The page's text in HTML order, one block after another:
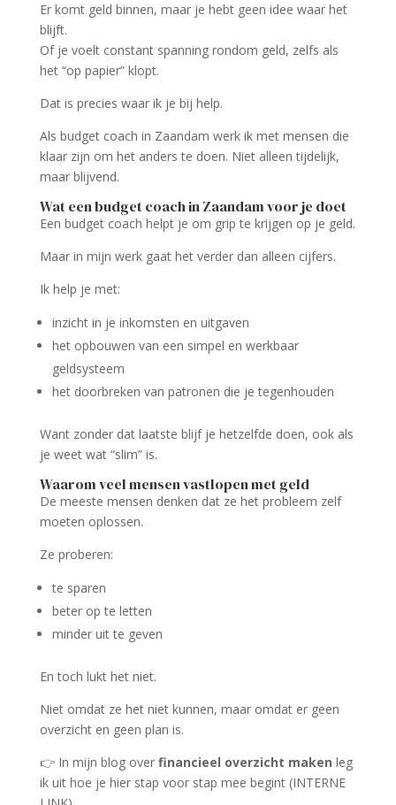
Er komt geld binnen, maar je hebt geen idee waar het
blijft.
Of je voelt constant spanning rondom geld, zelfs als
het “op papier” klopt.
Dat is precies waar ik je bij help.
Als budget coach in Zaandam werk ik met mensen die
klaar zijn om het anders te doen. Niet alleen tijdelijk,
maar blijvend.
Wat een budget coach in Zaandam voor je doet
Een budget coach helpt je om grip te krijgen op je geld.
Maar in mijn werk gaat het verder dan alleen cijfers.
Ik help je met:
inzicht in je inkomsten en uitgaven
het opbouwen van een simpel en werkbaar
geldsysteem
het doorbreken van patronen die je tegenhouden
Want zonder dat laatste blijf je hetzelfde doen, ook als
je weet wat “slim” is.
Waarom veel mensen vastlopen met geld
De meeste mensen denken dat ze het probleem zelf
moeten oplossen.
Ze proberen:
te sparen
beter op te letten
minder uit te geven
En toch lukt het niet.
Niet omdat ze het niet kunnen, maar omdat er geen
overzicht en geen plan is.
👉 In mijn blog over financieel overzicht maken leg
ik uit hoe je hier stap voor stap mee begint (INTERNE